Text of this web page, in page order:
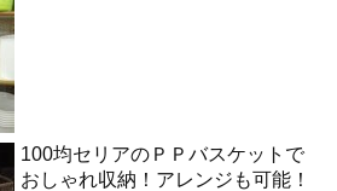
100均セリアのＰＰバスケットで
おしゃれ収納！アレンジも可能！